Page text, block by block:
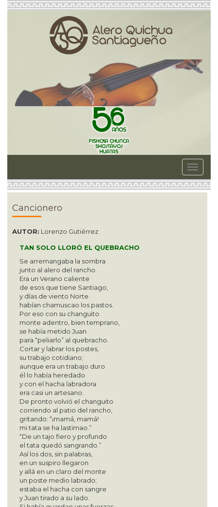
Toggle
Cancionero
AUTOR: Lorenzo Gutiérrez
TAN SOLO LLORÓ EL QUEBRACHO
Se arremangaba la sombra
junto al alero del rancho.
Era un Verano caliente
de esos que tiene Santiago,
y días de viento Norte
habían chamuscao los pastos.
Por eso con su changuito
monte adentro, bien temprano,
se había metido Juan
para “peliarlo” al quebracho.
Cortar y labrar los postes,
su trabajo cotidiano;
aunque era un trabajo duro
él lo había heredado
y con el hacha labradora
era casi un artesano.
De pronto volvió el changuito
corriendo al patio del rancho,
gritando: “¡mamá, mamá!
mi tata se ha lastimao.”
“De un tajo fiero y profundo
el tata quedó sangrando.”
Así los dos, sin palabras,
en un suspiro llegaron
y allá en un claro del monte
un poste medio labrado;
estaba el hacha con sangre
y Juan tirado a su lado.